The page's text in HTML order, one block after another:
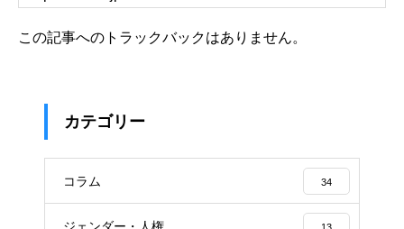
この記事へのトラックバックはありません。
カテゴリー
コラム 34